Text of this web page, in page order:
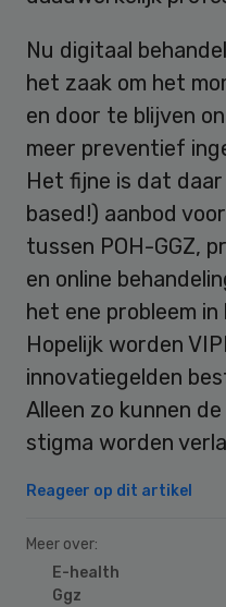
Nu digitaal
het zaak om het
en door te blijven
meer preventief
Het fijne is dat
based!) aanbod
tussen POH-GGZ,
en online
het ene probleem
Hopelijk worden
innovatiegelden
Alleen zo kunnen
stigma worden
Reageer op dit artikel
Meer over:
E-health
Ggz